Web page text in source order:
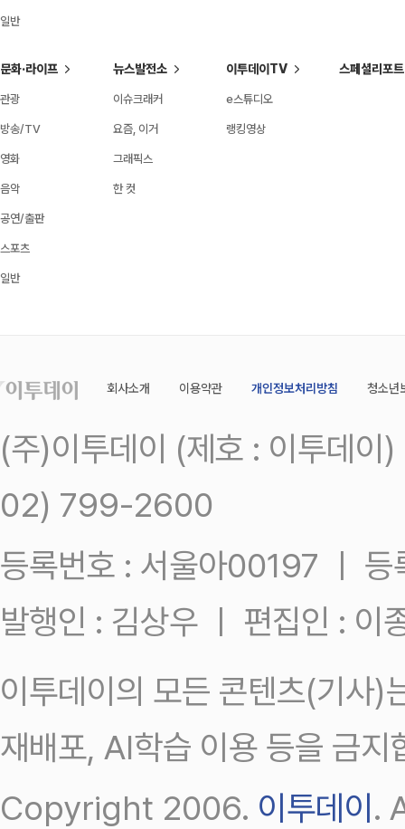
일반
문화·라이프
관광
방송/TV
영화
음악
공연/출판
스포츠
일반
뉴스발전소
이슈크래커
요즘, 이거
그래픽스
한 컷
이투데이TV
e스튜디오
랭킹영상
스페셜리포트
회사소개 이용약관 개인정보처리방침 청소년
(주)이투데이 (제호 : 이투데
02) 799-2600
등록번호 : 서울아00197 ㅣ
발행인 : 김상우 ㅣ 편집인 : 이
이투데이의 모든 콘텐츠(기사)
재배포, AI학습 이용 등을 금지
Copyright 2006. 이투데이.